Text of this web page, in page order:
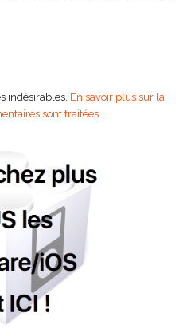
indésirables. En savoir plus sur la
sont traitées.